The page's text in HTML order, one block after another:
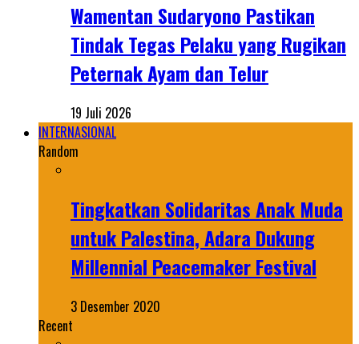
Wamentan Sudaryono Pastikan
Tindak Tegas Pelaku yang Rugikan
Peternak Ayam dan Telur
19 Juli 2026
INTERNASIONAL
Random
Tingkatkan Solidaritas Anak Muda
untuk Palestina, Adara Dukung
Millennial Peacemaker Festival
3 Desember 2020
Recent